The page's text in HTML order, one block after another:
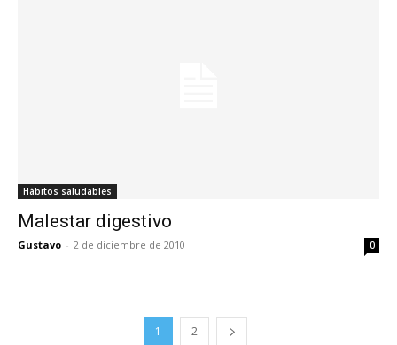
Hábitos saludables
Malestar digestivo
Gustavo - 2 de diciembre de 2010 0
1 2